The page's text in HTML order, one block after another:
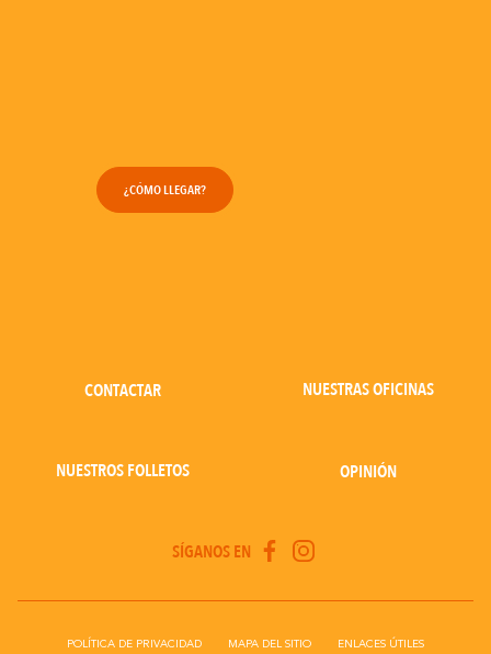
¿CÓMO LLEGAR?
CONTACTAR NUESTRAS OFICINAS
NUESTROS FOLLETOS OPINIÓN
SÍGANOS EN
POLÍTICA DE PRIVACIDAD MAPA DEL SITIO ENLACES ÚTILES